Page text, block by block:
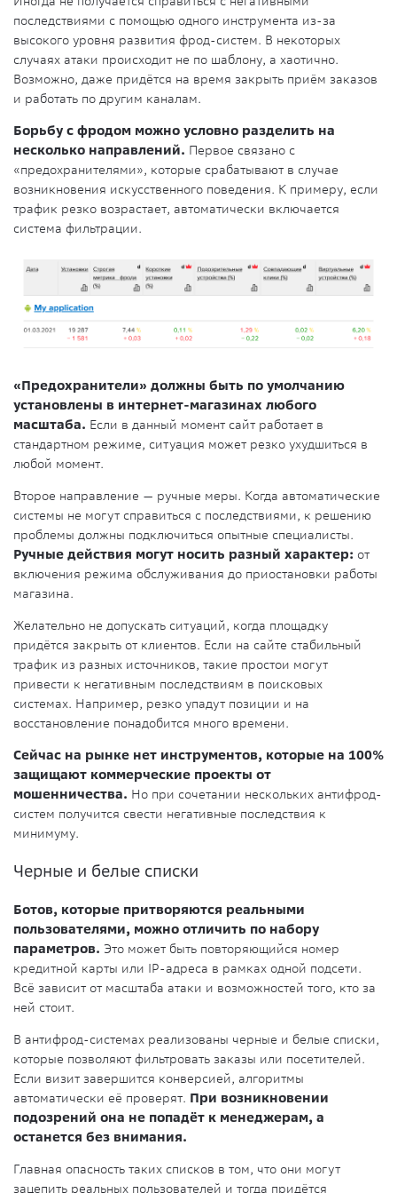
последствиями с помощью одного инструмента из-за
высокого уровня развития фрод-систем. В некоторых
случаях атаки происходит не по шаблону, а хаотично.
Возможно, даже придётся на время закрыть приём заказов
и работать по другим каналам.
Борьбу с фродом можно условно разделить на
несколько направлений. Первое связано с
«предохранителями», которые срабатывают в случае
возникновения искусственного поведения. К примеру, если
трафик резко возрастает, автоматически включается
система фильтрации.
«Предохранители» должны быть по умолчанию
установлены в интернет-магазинах любого
масштаба. Если в данный момент сайт работает в
стандартном режиме, ситуация может резко ухудшиться в
любой момент.
Второе направление — ручные меры. Когда автоматические
системы не могут справиться с последствиями, к решению
проблемы должны подключиться опытные специалисты.
Ручные действия могут носить разный характер: от
включения режима обслуживания до приостановки работы
магазина.
Желательно не допускать ситуаций, когда площадку
придётся закрыть от клиентов. Если на сайте стабильный
трафик из разных источников, такие простои могут
привести к негативным последствиям в поисковых
системах. Например, резко упадут позиции и на
восстановление понадобится много времени.
Сейчас на рынке нет инструментов, которые на 100%
защищают коммерческие проекты от
мошенничества. Но при сочетании нескольких антифрод-
систем получится свести негативные последствия к
минимуму.
Черные и белые списки
Ботов, которые притворяются реальными
пользователями, можно отличить по набору
параметров. Это может быть повторяющийся номер
кредитной карты или IP-адреса в рамках одной подсети.
Всё зависит от масштаба атаки и возможностей того, кто за
ней стоит.
В антифрод-системах реализованы черные и белые списки,
которые позволяют фильтровать заказы или посетителей.
Если визит завершится конверсией, алгоритмы
автоматически её проверят. При возникновении
подозрений она не попадёт к менеджерам, а
останется без внимания.
Главная опасность таких списков в том, что они могут
зацепить реальных пользователей и тогда придётся